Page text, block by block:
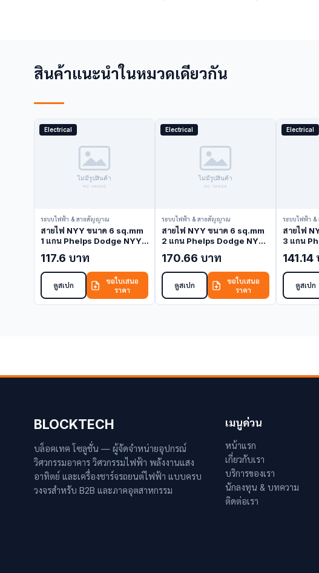
สินค้าแนะนำในหมวดเดียวกัน
Electrical
ระบบไฟฟ้า & สายสัญญาณ
สายไฟ NYY ขนาด 6 sq.mm
1 แกน Phelps Dodge NYY-
117.6 บาท
ดูสเปก
ขอใบเสนอ
ราคา
Electrical
ระบบไฟฟ้า & สายสัญญาณ
สายไฟ NYY ขนาด 6 sq.mm
2 แกน Phelps Dodge NYY-
170.66 บาท
ดูสเปก
ขอใบเสนอ
ราคา
Electrical
ระบบไฟฟ้า
สายไฟ
3 แกน
141.14
ดูสเปก
BLOCKTECH
บล็อคเทค โซลูชั่น — ผู้จัดจำหน่ายอุปกรณ์
วิศวกรรมอาคาร วิศวกรรมไฟฟ้า พลังงานแสง
อาทิตย์ และเครื่องชาร์จรถยนต์ไฟฟ้า แบบครบ
วงจรสำหรับ B2B และภาคอุตสาหกรรม
เมนูด่วน
หน้าแรก
เกี่ยวกับเรา
บริการของเรา
นักลงทุน & บทความ
ติดต่อเรา